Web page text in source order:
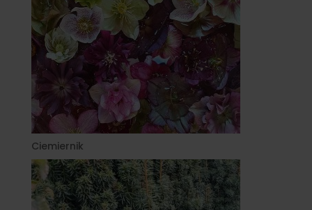
Ciemiernik